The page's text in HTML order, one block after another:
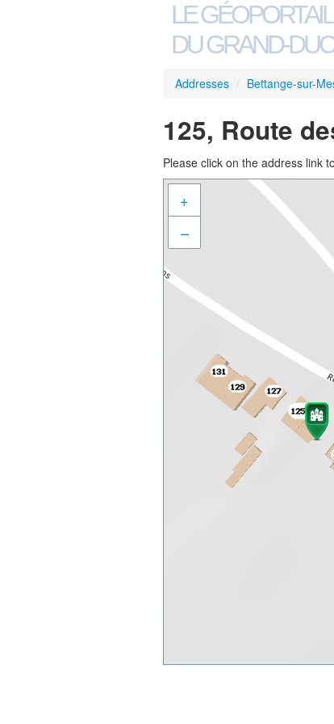
LE
DU GRAND-
Addresses / Bettange-sur-
125, Route
Please click on the address link
+
–